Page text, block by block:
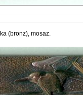
(bronz), mosaz.